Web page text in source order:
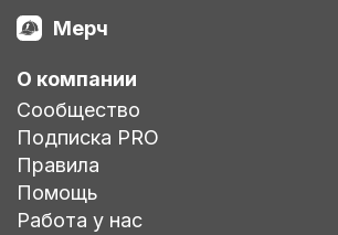
Мерч
О компании
Сообщество
Подписка PRO
Правила
Помощь
Работа у нас